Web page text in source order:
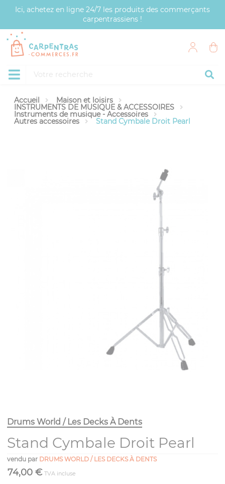
Ici, achetez en ligne 24/7 les produits des commerçants
carpentrassiens !
Accueil Maison et loisirs
INSTRUMENTS DE MUSIQUE & ACCESSOIRES
Instruments de musique - Accessoires
Autres accessoires Stand Cymbale Droit Pearl
Drums World / Les Decks À Dents
Stand Cymbale Droit Pearl
vendu par DRUMS WORLD / LES DECKS À DENTS
74,00 € TVA incluse
Panneau de gestion des cookies